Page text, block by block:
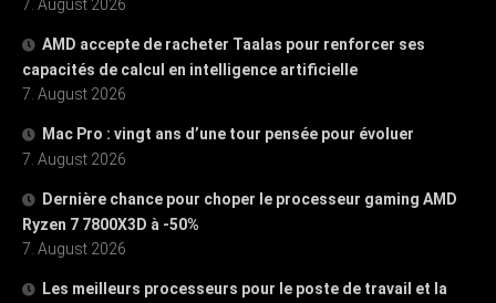
7. August 2026
AMD accepte de racheter Taalas pour renforcer ses
capacités de calcul en intelligence artificielle
7. August 2026
Mac Pro : vingt ans d’une tour pensée pour évoluer
7. August 2026
Dernière chance pour choper le processeur gaming AMD
Ryzen 7 7800X3D à -50%
7. August 2026
Les meilleurs processeurs pour le poste de travail et la